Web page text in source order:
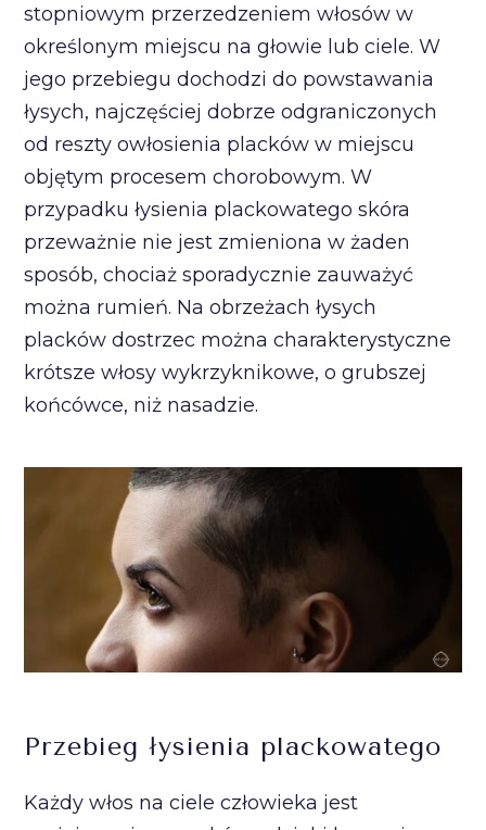
stopniowym przerzedzeniem włosów w
określonym miejscu na głowie lub ciele. W
jego przebiegu dochodzi do powstawania
łysych, najczęściej dobrze odgraniczonych
od reszty owłosienia placków w miejscu
objętym procesem chorobowym. W
przypadku łysienia plackowatego skóra
przeważnie nie jest zmieniona w żaden
sposób, chociaż sporadycznie zauważyć
można rumień. Na obrzeżach łysych
placków dostrzec można charakterystyczne
krótsze włosy wykrzyknikowe, o grubszej
końcówce, niż nasadzie.
Przebieg łysienia plackowatego
Każdy włos na ciele człowieka jest